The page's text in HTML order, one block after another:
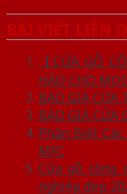
BÀI VIẾT LIÊN
【CỬA GỖ
HẢO CHO
BÁO GIÁ
BÁO GIÁ CỬA
Phân Biệt
MFC
Cửa gỗ công
nghiệp đẹp